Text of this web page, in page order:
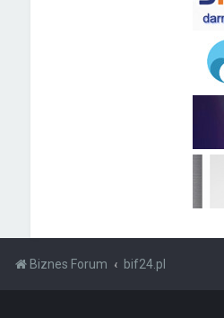
Biznes Forum bif24.pl